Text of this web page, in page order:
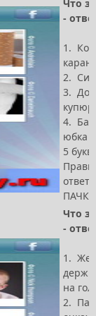
Что
-
1.
2.
3.
4.
юбка
5 букв
ответ -
ПАЧКА
Что
-
1.
на
2.